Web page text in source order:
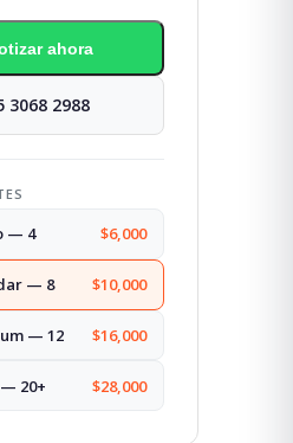
ahora
3068 2988
— 4 $6,000
— 8 $10,000
— 12 $16,000
20+ $28,000